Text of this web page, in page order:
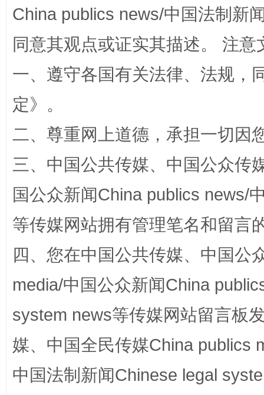
阿坝州三大球赛在茂县开幕 规模
国家大学科技园优化重塑工作
扯下公款旅游的“隐身衣” 如何以
China publics news/中国法制新
同意其观点或证实其描述。 注
一、遵守各国有关法律、法规，
定》。
二、尊重网上道德，承担一切因
三、中国公共传媒、中国公众传
国公众新闻China publics news/
等传媒网站拥有管理笔名和留言
四、您在中国公共传媒、中国公
media/中国公众新闻China
system news等传媒网站留言板
媒、中国全民传媒China publics
中国法制新闻Chinese legal